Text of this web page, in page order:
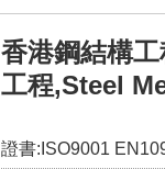
香港鋼結構
工程,Steel
證書:ISO9001